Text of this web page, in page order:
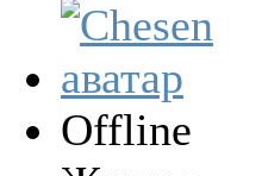
Offline